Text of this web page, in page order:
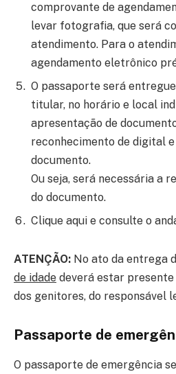
comprovante de
levar fotografia, que será
atendimento. Para o
agendamento eletrônico
O passaporte será
titular, no horário e local
apresentação de
reconhecimento de digital
documento.
Ou seja, será necessária a
do documento.
Clique aqui e consulte o
ATENÇÃO: No ato da entrega
de idade deverá estar presente
dos genitores, do responsável
Passaporte de
O passaporte de emergência